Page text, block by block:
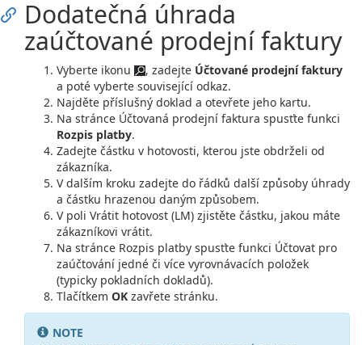
Dodatečná úhrada
zaúčtované prodejní faktury
Vyberte ikonu , zadejte Účtované prodejní faktury
a poté vyberte související odkaz.
Najděte příslušný doklad a otevřete jeho kartu.
Na stránce Účtovaná prodejní faktura spusťte funkci
Rozpis platby.
Zadejte částku v hotovosti, kterou jste obdrželi od
zákazníka.
V dalším kroku zadejte do řádků další způsoby úhrady
a částku hrazenou daným způsobem.
V poli Vrátit hotovost (LM) zjistěte částku, jakou máte
zákazníkovi vrátit.
Na stránce Rozpis platby spusťte funkci Účtovat pro
zaúčtování jedné či více vyrovnávacích položek
(typicky pokladních dokladů).
Tlačítkem OK zavřete stránku.
NOTE